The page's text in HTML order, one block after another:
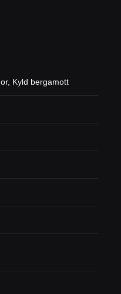
, Kyld bergamott